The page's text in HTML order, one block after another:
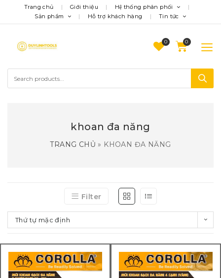
Trang chủ Giới thiệu
Hệ thống phân phối
Sản phẩm
Hỗ trợ khách hàng Tin tức
0
khoan đa năng
TRANG CHỦ » KHOAN ĐA NĂNG
Filter
Thứ tự mặc định